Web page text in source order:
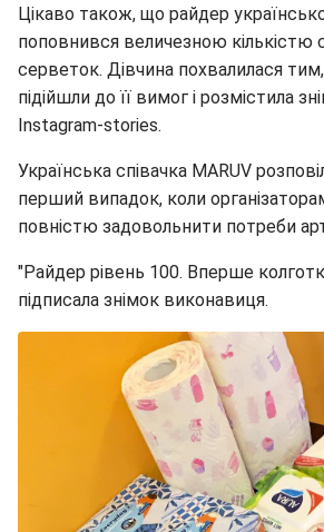
Цікаво також, що райдер
поповнився величезною кількістю
серветок. Дівчина похвалилася тим,
підійшли до її вимог і розмістила
Instagram-stories.
Українська співачка MARUV
перший випадок, коли
повністю задовольнити потреби
"Райдер рівень 100. Вперше
підписала знімок виконавиця.